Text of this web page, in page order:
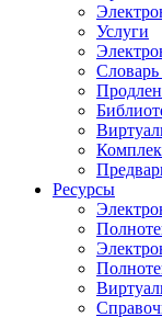
Услуги
Ресурсы